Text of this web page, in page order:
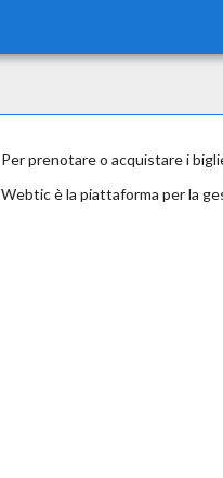
Per prenotare o acquistare i
Webtic è la piattaforma per la